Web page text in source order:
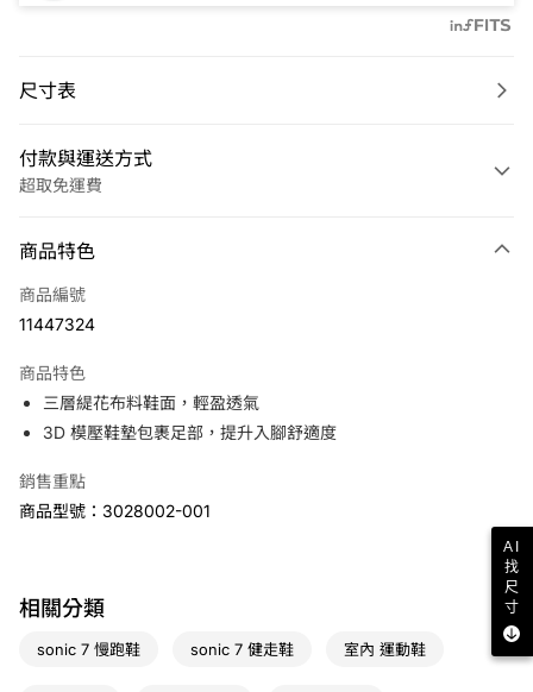
尺寸表
付款與運送方式
超取免運費
信用卡一次付款
LINE Pay
悠遊付
7-11取貨(快速到店)
免運費
免運費
商品特色
商品編號
11447324
商品特色
三層緹花布料鞋面，輕盈透氣
3D 模壓鞋墊包裹足部，提升入腳舒適度
銷售重點
商品型號：3028002-001
相關分類
sonic 7 慢跑鞋 sonic 7 健走鞋 室內 運動鞋
AI
找
尺
寸